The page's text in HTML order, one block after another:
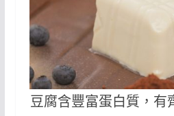
豆腐含豐富蛋白質，有